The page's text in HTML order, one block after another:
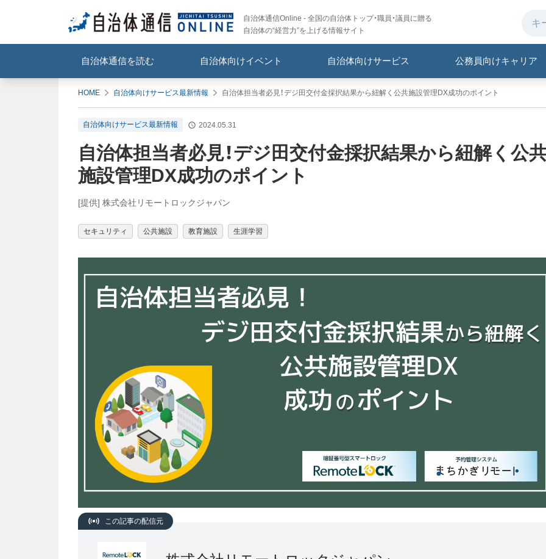
自治体通信Online - 全国の自治体トップ・職員・議員に贈る
自治体の“経営力”を上げる情報サイト
自治体通信を読む 自治体向けイベント 自治体向けサービス 公務員向けキャリア
HOME 自治体向けサービス最新情報 自治体担当者必見！デジ田交付金採択結果から紐解く公共施設管理DX成功のポイント
自治体向けサービス最新情報 2024.05.31
自治体担当者必見！デジ田交付金採択結果から紐解く公
施設管理DX成功のポイント
[提供] 株式会社リモートロックジャパン
セキュリティ 公共施設 教育施設 生涯学習
この記事の配信元